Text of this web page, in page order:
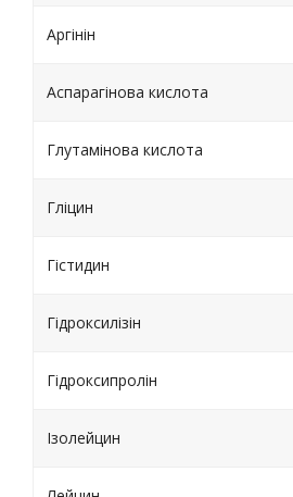
Аргінін
Аспарагінова кислота
Глутамінова кислота
Гліцин
Гістидин
Гідроксилізін
Гідроксипролін
Ізолейцин